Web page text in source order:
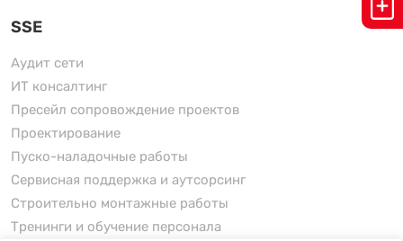
SSE
Аудит сети
ИТ консалтинг
Пресейл сопровождение проектов
Проектирование
Пуско-наладочные работы
Сервисная поддержка и аутсорсинг
Строительно монтажные работы
Тренинги и обучение персонала